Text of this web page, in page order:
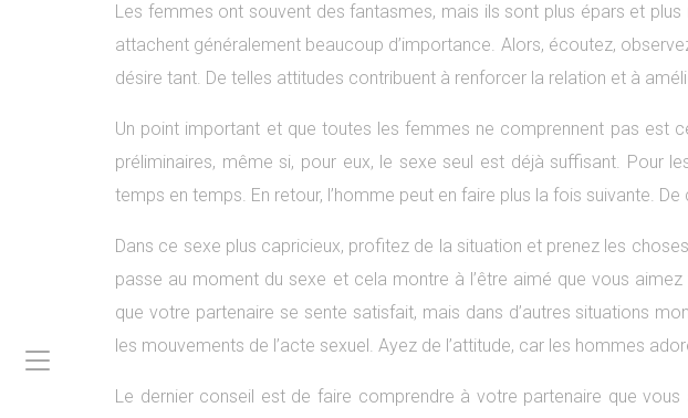
Les femmes ont souvent des fantasmes, mais ils sont plus épars et
attachent généralement beaucoup d’importance. Alors, écoutez,
désire tant. De telles attitudes contribuent à renforcer la relation et à
Un point important et que toutes les femmes ne comprennent pas est
préliminaires, même si, pour eux, le sexe seul est déjà suffisant. Pour
temps en temps. En retour, l’homme peut en faire plus la fois suivante.
Dans ce sexe plus capricieux, profitez de la situation et prenez les
passe au moment du sexe et cela montre à l’être aimé que vous
que votre partenaire se sente satisfait, mais dans d’autres situations
les mouvements de l’acte sexuel. Ayez de l’attitude, car les hommes
Le dernier conseil est de faire comprendre à votre partenaire que